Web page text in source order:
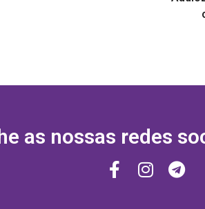
as nossas redes